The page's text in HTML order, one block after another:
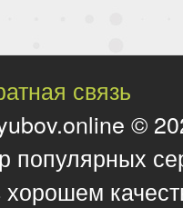
связь
©
популярных